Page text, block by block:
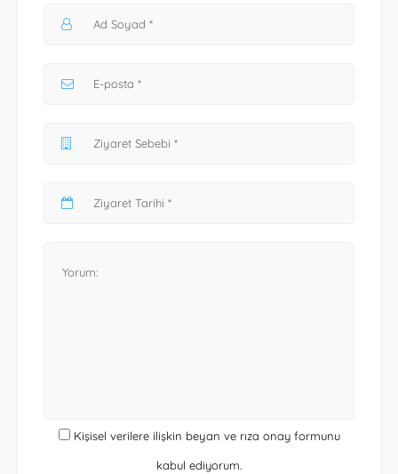
Kişisel verilere ilişkin beyan ve rıza onay formunu
kabul ediyorum.